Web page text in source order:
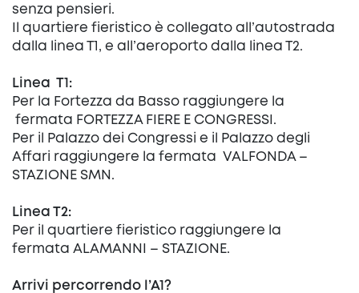
senza pensieri.
Il quartiere fieristico è collegato all’autostrada
dalla linea T1, e all’aeroporto dalla linea T2.
Linea T1:
Per la Fortezza da Basso raggiungere la
fermata FORTEZZA FIERE E CONGRESSI.
Per il Palazzo dei Congressi e il Palazzo degli
Affari raggiungere la fermata VALFONDA –
STAZIONE SMN.
Linea T2:
Per il quartiere fieristico raggiungere la
fermata ALAMANNI – STAZIONE.
Arrivi percorrendo l’A1?